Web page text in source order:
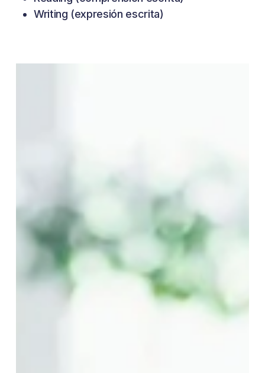
Writing (expresión escrita)